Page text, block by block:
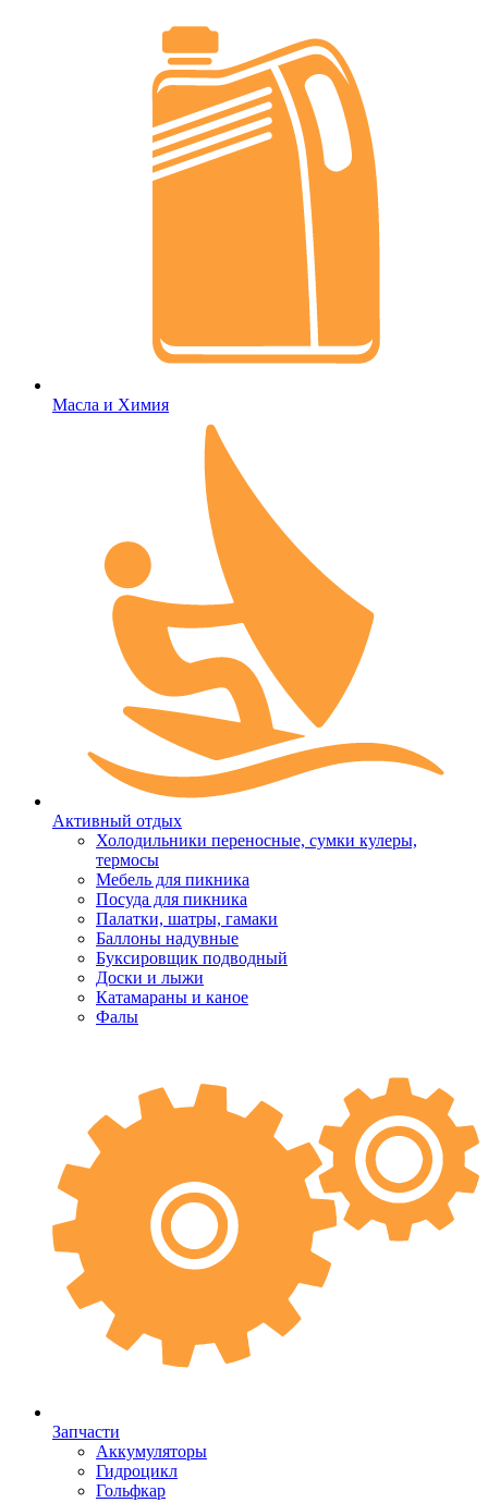
Масла и Химия
Активный отдых
Холодильники переносные, сумки кулеры,
термосы
Мебель для пикника
Посуда для пикника
Палатки, шатры, гамаки
Баллоны надувные
Буксировщик подводный
Доски и лыжи
Катамараны и каное
Фалы
Запчасти
Аккумуляторы
Гидроцикл
Гольфкар